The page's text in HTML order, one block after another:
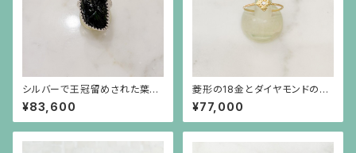
シルバーで王冠留めされた葉模
様の彫りのトルマリン（17.45c
t）のリング
¥83,600
菱形の18金とダイヤモンドの華
奢なリング（小）
¥77,000